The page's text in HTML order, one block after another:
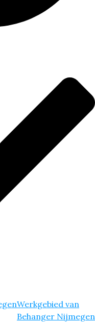
Werkgebied van
Behanger Nijmegen